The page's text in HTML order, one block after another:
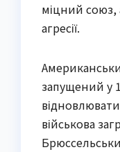
міцний союз,
агресії.
запущений у
військова